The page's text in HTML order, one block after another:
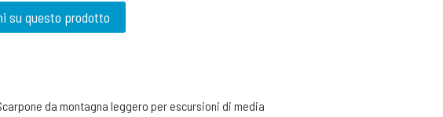
su questo prodotto
da montagna leggero per escursioni di media